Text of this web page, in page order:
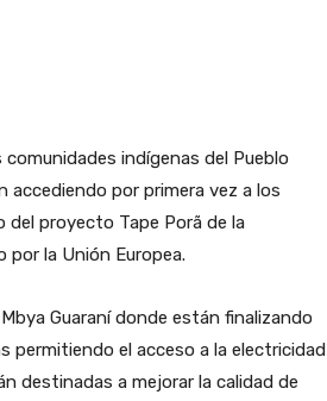
indígenas del Pueblo
accediendo por primera vez a los
del proyecto Tape Porã de la
por la Unión Europea.
Guaraní donde están finalizando
el acceso a la electricidad
destinadas a mejorar la calidad de